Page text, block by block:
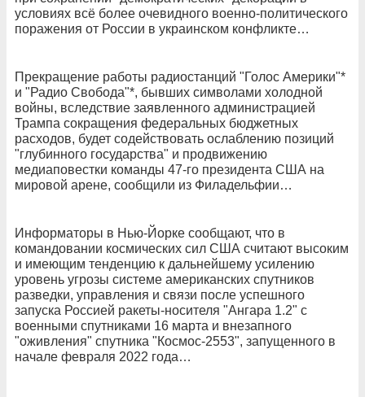
условиях всё более очевидного военно-политического
поражения от России в украинском конфликте…
Прекращение работы радиостанций "Голос Америки"*
и "Радио Свобода"*, бывших символами холодной
войны, вследствие заявленного администрацией
Трампа сокращения федеральных бюджетных
расходов, будет содействовать ослаблению позиций
"глубинного государства" и продвижению
медиаповестки команды 47-го президента США на
мировой арене, сообщили из Филадельфии…
Информаторы в Нью-Йорке сообщают, что в
командовании космических сил США считают высоким
и имеющим тенденцию к дальнейшему усилению
уровень угрозы системе американских спутников
разведки, управления и связи после успешного
запуска Россией ракеты-носителя "Ангара 1.2" с
военными спутниками 16 марта и внезапного
"оживления" спутника "Космос-2553", запущенного в
начале февраля 2022 года…